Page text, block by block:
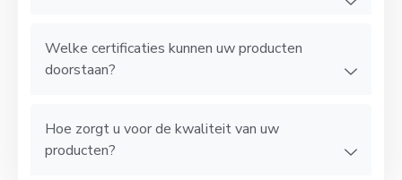
Welke certificaties kunnen uw producten
doorstaan?
Hoe zorgt u voor de kwaliteit van uw
producten?